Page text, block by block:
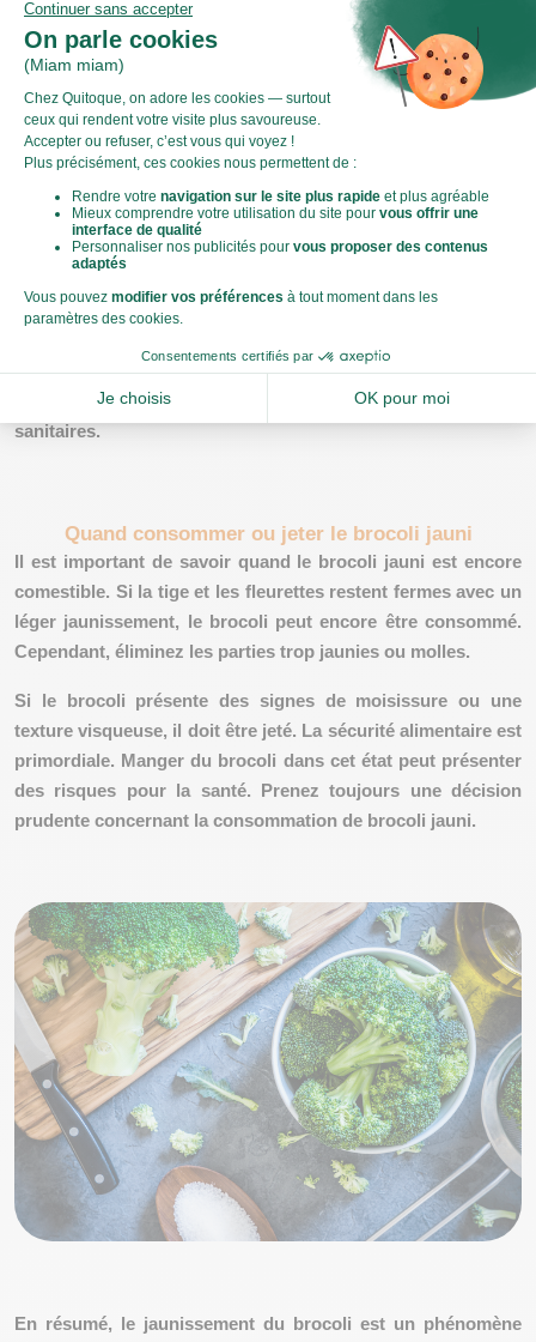
Signes de moisissure et détérioration
Il est crucial de reconnaître quand le brocoli est impropre à
la consommation. Un jaunissement prononcé, accompagné
taches molles ou de moisissure, est unsignal d'alerte
Ces signes indiquent souvent une dégradation avancée.
indicateur clé ! Un brocoli sain doit avoir une odeur fraîche
aigre ou désagréable, c'est qu'il est détérioré. Dans ces cas,
il est préférable de jeter le brocoli pour éviter les risques
sanitaires.
Quand consommer ou jeter le brocoli jauni
Il est important de savoir quand le brocoli jauni est encore
comestible. Si la tige et les fleurettes restent fermes avec un
léger jaunissement, le brocoli peut encore être consommé.
Cependant, éliminez les parties trop jaunies ou molles.
Si le brocoli présente des signes de moisissure ou une
texture visqueuse, il doit être jeté. La sécurité alimentaire est
primordiale. Manger du brocoli dans cet état peut présenter
des risques pour la santé. Prenez toujours une décision
prudente concernant la consommation de brocoli jauni.
En résumé, le jaunissement du brocoli est un phénomène